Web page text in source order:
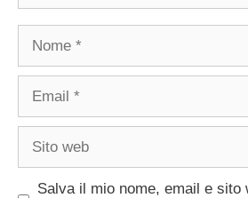
Salva il mio nome, email e sito